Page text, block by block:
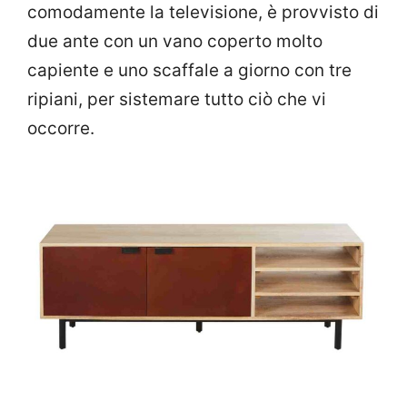
comodamente la televisione, è provvisto di
due ante con un vano coperto molto
capiente e uno scaffale a giorno con tre
ripiani, per sistemare tutto ciò che vi
occorre.